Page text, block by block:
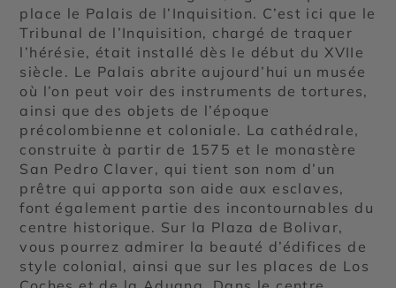
place le Palais de l’Inquisition. C’est ici que le
Tribunal de l’Inquisition, chargé de traquer
l’hérésie, était installé dès le début du XVIIe
siècle. Le Palais abrite aujourd’hui un musée
où l’on peut voir des instruments de tortures,
ainsi que des objets de l’époque
précolombienne et coloniale. La cathédrale,
construite à partir de 1575 et le monastère
San Pedro Claver, qui tient son nom d’un
prêtre qui apporta son aide aux esclaves,
font également partie des incontournables du
centre historique. Sur la Plaza de Bolivar,
vous pourrez admirer la beauté d’édifices de
style colonial, ainsi que sur les places de Los